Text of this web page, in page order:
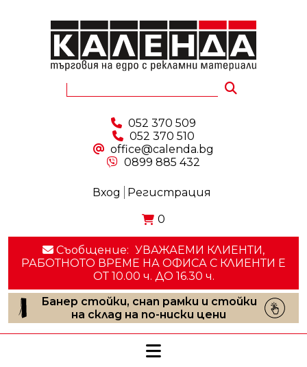
052 370 509
052 370 510
office@calenda.bg
0899 885 432
Вход Регистрация
0
Съобщение: УВАЖАЕМИ КЛИЕНТИ,
РАБОТНОТО ВРЕМЕ НА ОФИСА С КЛИЕНТИ E
ОТ 10.00 ч. ДО 16.30 ч.
Банер стойки, снап рамки и стойки
на склад на по-ниски цени